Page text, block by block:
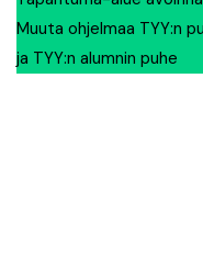
Muuta ohjelmaa TYY:n
ja TYY:n alumnin puhe